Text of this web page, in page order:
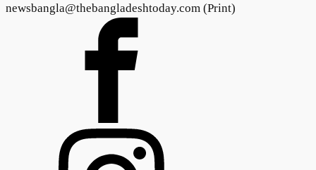
newsbangla@thebangladeshtoday.com (Print)